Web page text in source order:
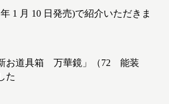
1 月 10 日発売)で紹介いただきま
お道具箱 万華鏡」（72 能装
た